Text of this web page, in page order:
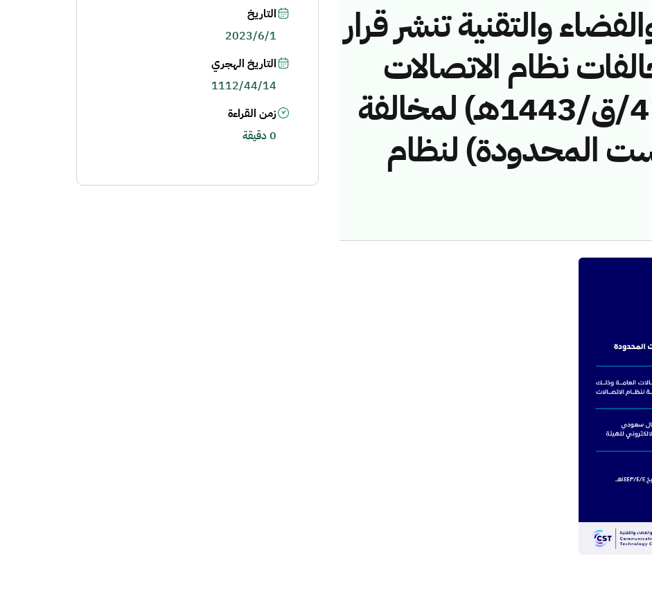
والتقنية تنشر قرار
نظام الاتصالات
رقم (42747718/ق/1443هـ) لمخالفة
المحدودة) لنظام
التاريخ
2023/6/1
التاريخ الهجري
1112/44/14
زمن القراءة
0 دقيقة